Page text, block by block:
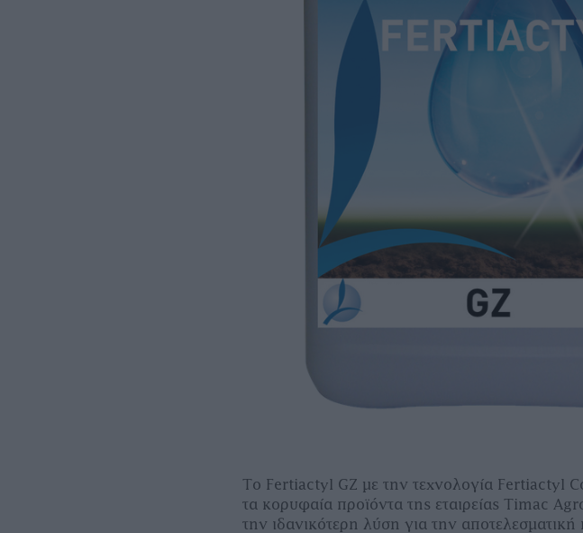
Το Fertiactyl GZ με την τεχνολογία Fertiactyl
τα κορυφαία προϊόντα της εταιρείας Timac
την ιδανικότερη λύση για την αποτελεσματική